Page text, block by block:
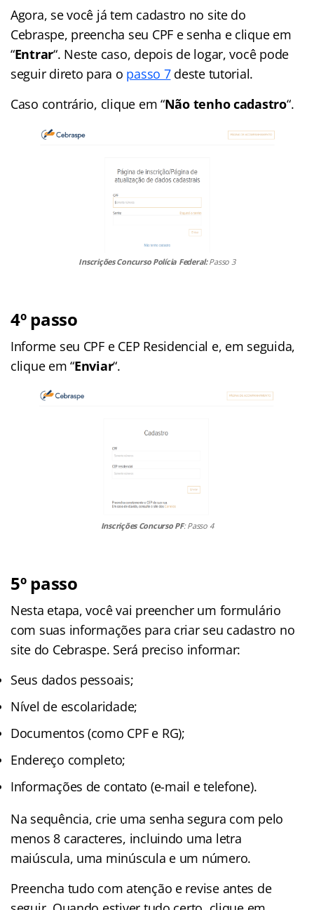
Agora, se você já tem cadastro no site do
Cebraspe, preencha seu CPF e senha e clique em
“Entrar“. Neste caso, depois de logar, você pode
seguir direto para o passo 7deste tutorial.
Caso contrário, clique em “Não tenho cadastro“.
Inscrições Concurso Polícia Federal:Passo 3
4º passo
Informe seu CPF e CEP Residencial e, em seguida,
clique em “Enviar“.
Inscrições Concurso PF: Passo 4
5º passo
Nesta etapa, você vai preencher um formulário
com suas informações para criar seu cadastro no
site do Cebraspe. Será preciso informar:
Seus dados pessoais;
Nível de escolaridade;
Documentos (como CPF e RG);
Endereço completo;
Informações de contato (e-mail e telefone).
Na sequência, crie uma senha segura com pelo
menos 8 caracteres, incluindo uma letra
maiúscula, uma minúscula e um número.
Preencha tudo com atenção e revise antes de